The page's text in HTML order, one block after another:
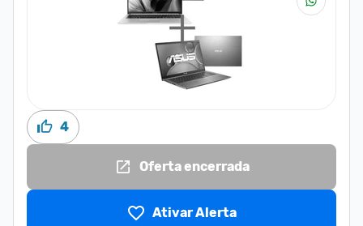
4
Oferta encerrada
Ativar Alerta